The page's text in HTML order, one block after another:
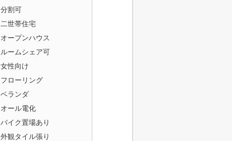
分割可
二世帯住宅
オープンハウス
ルームシェア可
女性向け
フローリング
ベランダ
オール電化
バイク置場あり
外観タイル張り